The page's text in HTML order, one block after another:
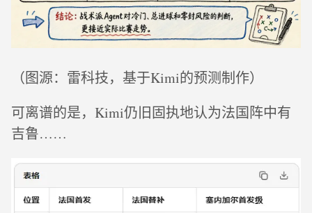
（图源：雷科技，基于Kimi的预测制作）
可离谱的是，Kimi仍旧固执地认为法国阵中有
吉鲁……